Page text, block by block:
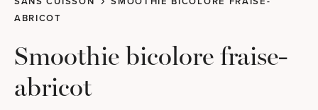
ABRICOT
Smoothie bicolore fraise-
abricot